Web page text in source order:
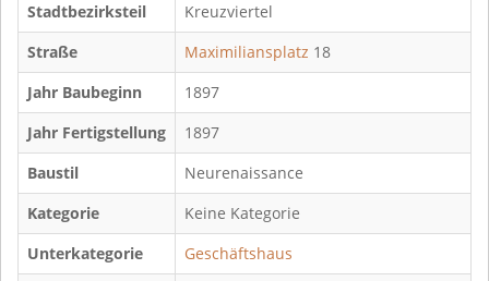
Stadtbezirksteil
Kreuzviertel
Straße
Maximiliansplatz 18
Jahr Baubeginn
1897
Jahr Fertigstellung
1897
Baustil
Neurenaissance
Kategorie
Keine Kategorie
Unterkategorie
Geschäftshaus